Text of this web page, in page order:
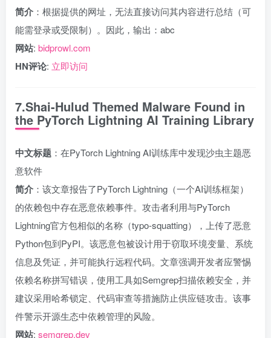
简介 ：根据提供的网址，无法直接访问其内容进行总结（可
能需登录或受限制）。因此，输出：abc
网站: bidprowl.com
HN评论: 立即访问
7.Shai-Hulud Themed Malware Found in
the PyTorch Lightning AI Training Library
中文标题 ：在PyTorch Lightning AI训练库中发现沙虫主题恶
意软件
简介 ：该文章报告了PyTorch Lightning（一个AI训练框架）
的依赖包中存在恶意依赖事件。攻击者利用与PyTorch
Lightning官方包相似的名称（typo-squatting），上传了恶意
Python包到PyPI。该恶意包被设计用于窃取环境变量、系统
信息及凭证，并可能执行远程代码。文章强调开发者应警惕
依赖名称拼写错误，使用工具如Semgrep扫描依赖安全，并
建议采用哈希锁定、代码审查等措施防止供应链攻击。该事
件警示开源生态中依赖管理的风险。
网站: semgrep.dev